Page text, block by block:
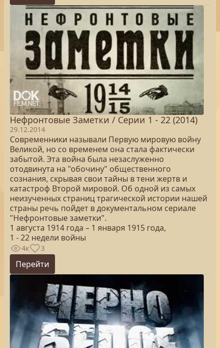
Нефронтовые Заметки / Серии 1 - 22 (2014)
29.12.2014
Современники называли Первую мировую войну
Великой, но со временем она стала фактически
забытой. Эта война была незаслуженно
отодвинута на "обочину" общественного
сознания, скрывая свои тайны в тени жертв и
катастроф Второй мировой. Об одной из самых
неизученных страниц трагической истории нашей
страны речь пойдет в документальном сериале
"Нефронтовые заметки".
1 августа 1914 года – 1 января 1915 года,
1 - 22 недели войны
4к 3
Перейти